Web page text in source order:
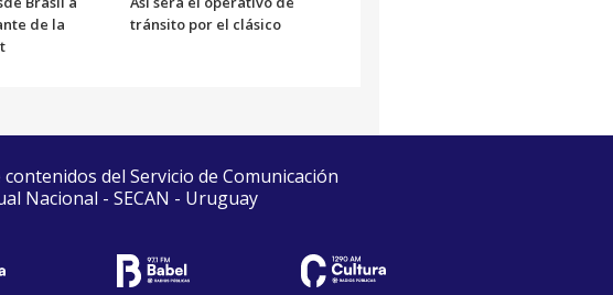
de la
tránsito por el clásico
del Servicio de Comunicación
Nacional - SECAN - Uruguay